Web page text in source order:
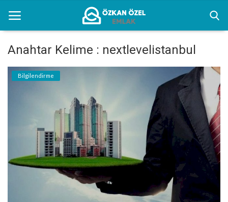
Anasayfa
Sektörel Bilgiler
Bilgilendirme
İletişim
Anahtar Kelime : nextlevelistanbul
Bilgilendirme